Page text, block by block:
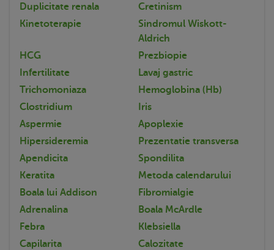
Duplicitate renala
Cretinism
Kinetoterapie
Sindromul Wiskott-
Aldrich
HCG
Prezbiopie
Infertilitate
Lavaj gastric
Trichomoniaza
Hemoglobina (Hb)
Clostridium
Iris
Aspermie
Apoplexie
Hipersideremia
Prezentatie transversa
Apendicita
Spondilita
Keratita
Metoda calendarului
Boala lui Addison
Fibromialgie
Adrenalina
Boala McArdle
Febra
Klebsiella
Capilarita
Calozitate